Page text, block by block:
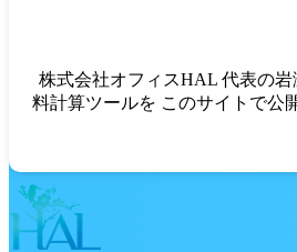
株式会社オフィスHAL 代表の
料計算ツールを このサイトで公